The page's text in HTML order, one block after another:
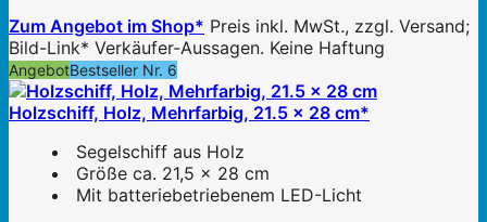
Zum Angebot im Shop* Preis inkl. MwSt., zzgl. Versand;
Bild-Link* Verkäufer-Aussagen. Keine Haftung
AngebotBestseller Nr. 6
Holzschiff, Holz, Mehrfarbig, 21.5 x 28 cm*
Segelschiff aus Holz
Größe ca. 21,5 x 28 cm
Mit batteriebetriebenem LED-Licht